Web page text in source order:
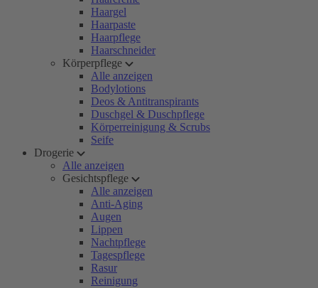
Haargel
Haarpaste
Haarpflege
Haarschneider
Körperpflege
Alle anzeigen
Bodylotions
Deos & Antitranspirants
Duschgel & Duschpflege
Körperreinigung & Scrubs
Seife
Drogerie
Alle anzeigen
Gesichtspflege
Alle anzeigen
Anti-Aging
Augen
Lippen
Nachtpflege
Tagespflege
Rasur
Reinigung